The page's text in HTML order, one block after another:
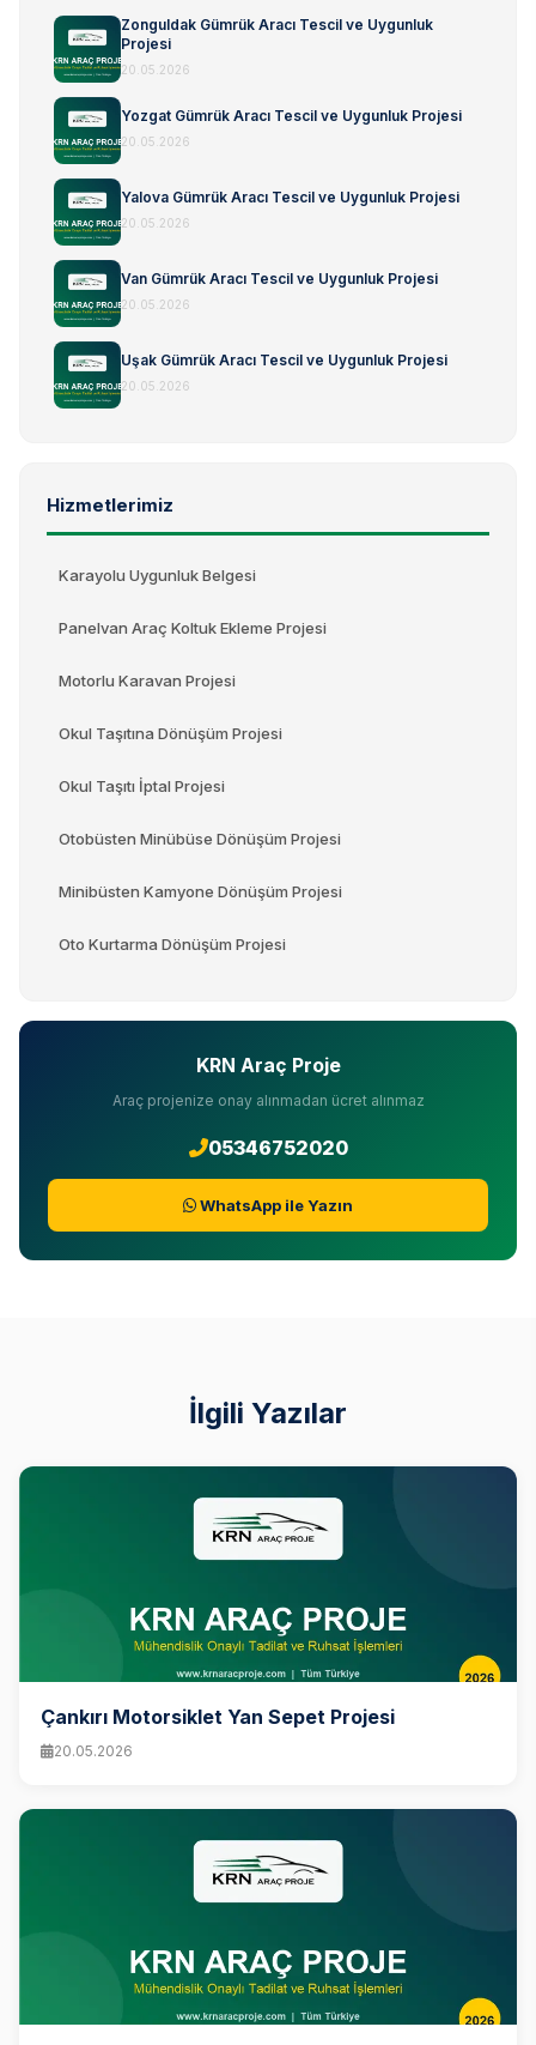
Zonguldak Gümrük Aracı Tescil ve Uygunluk
Projesi
20.05.2026
Yozgat Gümrük Aracı Tescil ve Uygunluk Projesi
20.05.2026
Yalova Gümrük Aracı Tescil ve Uygunluk Projesi
20.05.2026
Van Gümrük Aracı Tescil ve Uygunluk Projesi
20.05.2026
Uşak Gümrük Aracı Tescil ve Uygunluk Projesi
20.05.2026
Hizmetlerimiz
Karayolu Uygunluk Belgesi
Panelvan Araç Koltuk Ekleme Projesi
Motorlu Karavan Projesi
Okul Taşıtına Dönüşüm Projesi
Okul Taşıtı İptal Projesi
Otobüsten Minübüse Dönüşüm Projesi
Minibüsten Kamyone Dönüşüm Projesi
Oto Kurtarma Dönüşüm Projesi
KRN Araç Proje
Araç projenize onay alınmadan ücret alınmaz
05346752020
WhatsApp ile Yazın
İlgili Yazılar
Çankırı Motorsiklet Yan Sepet Projesi
20.05.2026